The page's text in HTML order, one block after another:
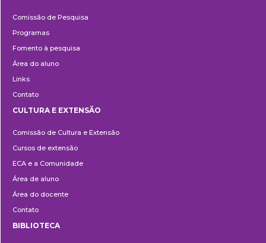
Comissão de Pesquisa
Programas
Fomento à pesquisa
Área do aluno
Links
Contato
e
Extensão
CULTURA E EXTENSÃO
Comissão de Cultura e Extensão
Cursos de extensão
ECA e a Comunidade
Área de aluno
Área do docente
Contato
BIBLIOTECA